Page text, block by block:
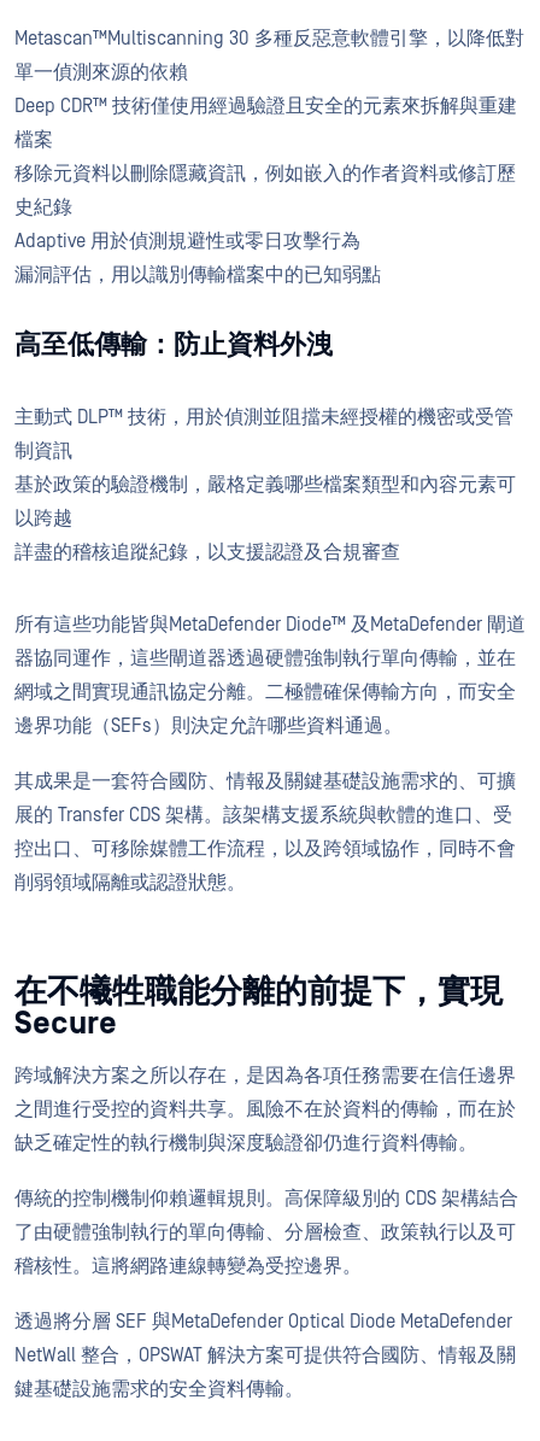
Metascan™Multiscanning 30 多種反惡意軟體引擎，以降低對
單一偵測來源的依賴
Deep CDR™ 技術僅使用經過驗證且安全的元素來拆解與重建
檔案
移除元資料以刪除隱藏資訊，例如嵌入的作者資料或修訂歷
史紀錄
Adaptive 用於偵測規避性或零日攻擊行為
漏洞評估，用以識別傳輸檔案中的已知弱點
高至低傳輸：防止資料外洩
主動式 DLP™ 技術，用於偵測並阻擋未經授權的機密或受管
制資訊
基於政策的驗證機制，嚴格定義哪些檔案類型和內容元素可
以跨越
詳盡的稽核追蹤紀錄，以支援認證及合規審查
所有這些功能皆與MetaDefender Diode™ 及MetaDefender 閘道
器協同運作，這些閘道器透過硬體強制執行單向傳輸，並在
網域之間實現通訊協定分離。二極體確保傳輸方向，而安全
邊界功能（SEFs）則決定允許哪些資料通過。
其成果是一套符合國防、情報及關鍵基礎設施需求的、可擴
展的 Transfer CDS 架構。該架構支援系統與軟體的進口、受
控出口、可移除媒體工作流程，以及跨領域協作，同時不會
削弱領域隔離或認證狀態。
在不犧牲職能分離的前提下，實現
Secure
跨域解決方案之所以存在，是因為各項任務需要在信任邊界
之間進行受控的資料共享。風險不在於資料的傳輸，而在於
缺乏確定性的執行機制與深度驗證卻仍進行資料傳輸。
傳統的控制機制仰賴邏輯規則。高保障級別的 CDS 架構結合
了由硬體強制執行的單向傳輸、分層檢查、政策執行以及可
稽核性。這將網路連線轉變為受控邊界。
透過將分層 SEF 與MetaDefender Optical Diode MetaDefender
NetWall 整合，OPSWAT 解決方案可提供符合國防、情報及關
鍵基礎設施需求的安全資料傳輸。